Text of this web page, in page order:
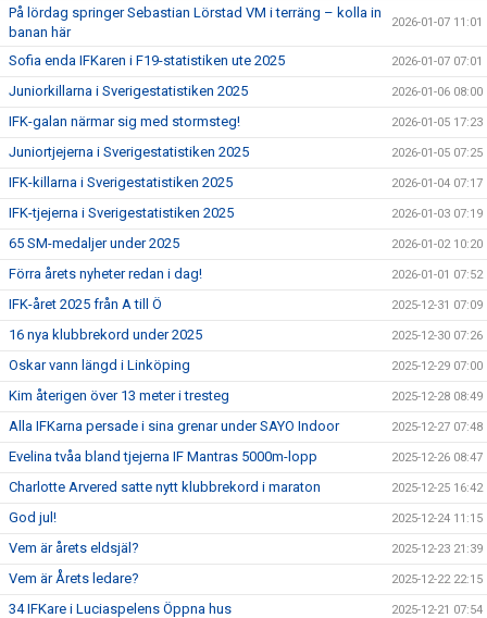
På lördag springer Sebastian Lörstad VM i terräng – kolla in
banan här
2026-01-07 11:01
Sofia enda IFKaren i F19-statistiken ute 2025 2026-01-07 07:01
Juniorkillarna i Sverigestatistiken 2025 2026-01-06 08:00
IFK-galan närmar sig med stormsteg! 2026-01-05 17:23
Juniortjejerna i Sverigestatistiken 2025 2026-01-05 07:25
IFK-killarna i Sverigestatistiken 2025 2026-01-04 07:17
IFK-tjejerna i Sverigestatistiken 2025 2026-01-03 07:19
65 SM-medaljer under 2025 2026-01-02 10:20
Förra årets nyheter redan i dag! 2026-01-01 07:52
IFK-året 2025 från A till Ö 2025-12-31 07:09
16 nya klubbrekord under 2025 2025-12-30 07:26
Oskar vann längd i Linköping 2025-12-29 07:00
Kim återigen över 13 meter i tresteg 2025-12-28 08:49
Alla IFKarna persade i sina grenar under SAYO Indoor 2025-12-27 07:48
Evelina tvåa bland tjejerna IF Mantras 5000m-lopp 2025-12-26 08:47
Charlotte Arvered satte nytt klubbrekord i maraton 2025-12-25 16:42
God jul! 2025-12-24 11:15
Vem är årets eldsjäl? 2025-12-23 21:39
Vem är Årets ledare? 2025-12-22 22:15
34 IFKare i Luciaspelens Öppna hus 2025-12-21 07:54